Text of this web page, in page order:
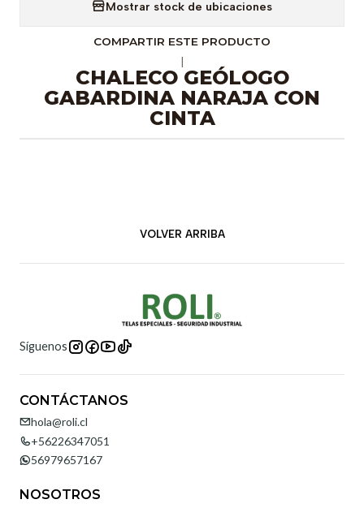
Mostrar stock de ubicaciones
COMPARTIR ESTE PRODUCTO
CHALECO GEÓLOGO
GABARDINA NARAJA CON
CINTA
VOLVER ARRIBA
Síguenos
CONTÁCTANOS
hola@roli.cl
+56226347051
56979657167
NOSOTROS